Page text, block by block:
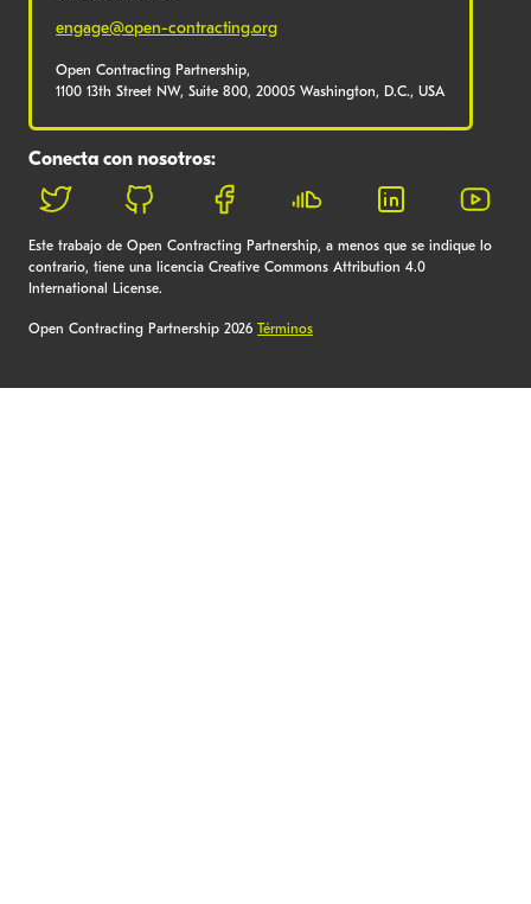
engage@open-contracting.org
Open Contracting Partnership,
1100 13th Street NW, Suite 800, 20005 Washington, D.C., USA
Conecta con nosotros:
Este trabajo de Open Contracting Partnership, a menos que se indique lo
contrario, tiene una licencia Creative Commons Attribution 4.0
International License.
Open Contracting Partnership 2026 Términos